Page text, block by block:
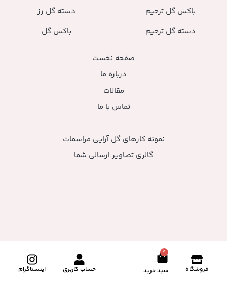
باکس گل ترحیم
دسته گل ترحیم
دسته گل رز
باکس گل
صفحه نخست
درباره ما
مقالات
تماس با ما
نمونه کارهای گل آرایی مراسمات
گالری تصاویر ارسالی شما
فروشگاه
0
سبد خرید حساب کاربری اینستاگرام